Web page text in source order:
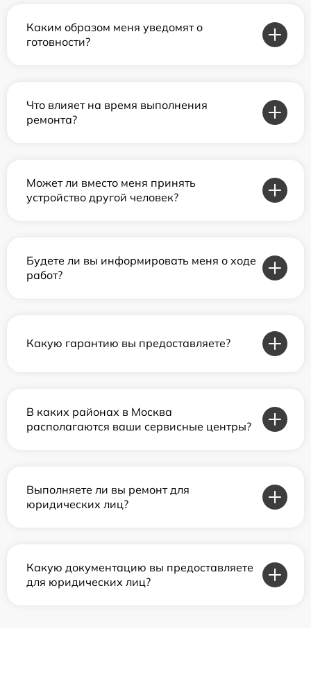
Каким образом меня уведомят о
готовности?
Что влияет на время выполнения
ремонта?
Может ли вместо меня принять
устройство другой человек?
Будете ли вы информировать меня о ходе
работ?
Какую гарантию вы предоставляете?
В каких районах в Москва
располагаются ваши сервисные центры?
Выполняете ли вы ремонт для
юридических лиц?
Какую документацию вы предоставляете
для юридических лиц?